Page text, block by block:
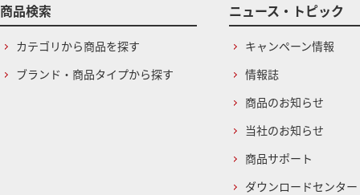
商品検索
カテゴリから商品を探す
ブランド・商品タイプから探す
ニュース・トピック
キャンペーン情報
情報誌
商品のお知らせ
当社のお知らせ
商品サポート
ダウンロードセンター